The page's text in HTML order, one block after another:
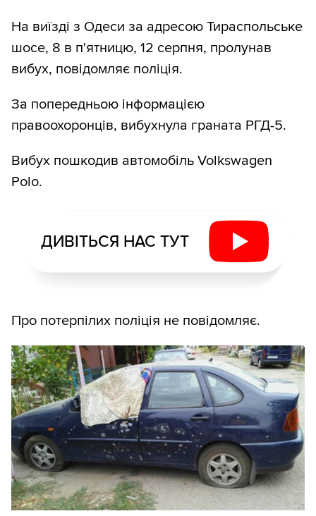
На виїзді з Одеси за адресою Тираспольське
шосе, 8 в п'ятницю, 12 серпня, пролунав
вибух, повідомляє поліція.
За попередньою інформацією
правоохоронців, вибухнула граната РГД-5.
Вибух пошкодив автомобіль Volkswagen
Polo.
ДИВІТЬСЯ НАС ТУТ
Про потерпілих поліція не повідомляє.